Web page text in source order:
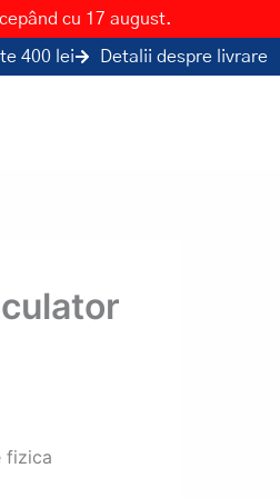
cu 17 august.
400 lei Detalii despre livrare
fizica